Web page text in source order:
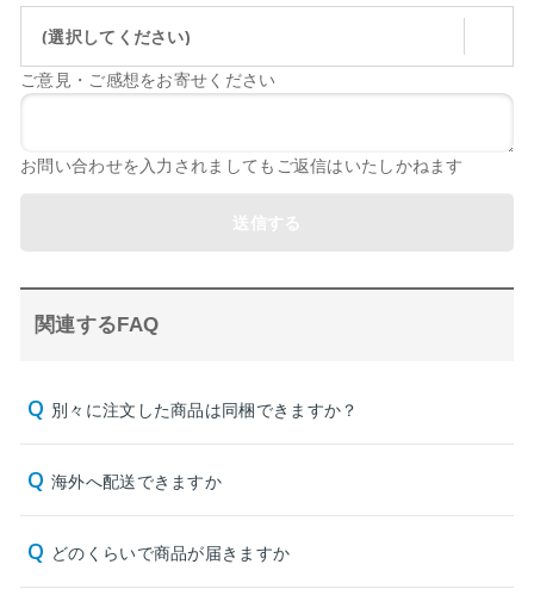
(選択してください)
ご意見・ご感想をお寄せください
お問い合わせを入力されましてもご返信はいたしかねます
関連するFAQ
別々に注文した商品は同梱できますか？
海外へ配送できますか
どのくらいで商品が届きますか